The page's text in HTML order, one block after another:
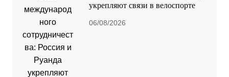
укрепляют связи в велоспорте
06/08/2026